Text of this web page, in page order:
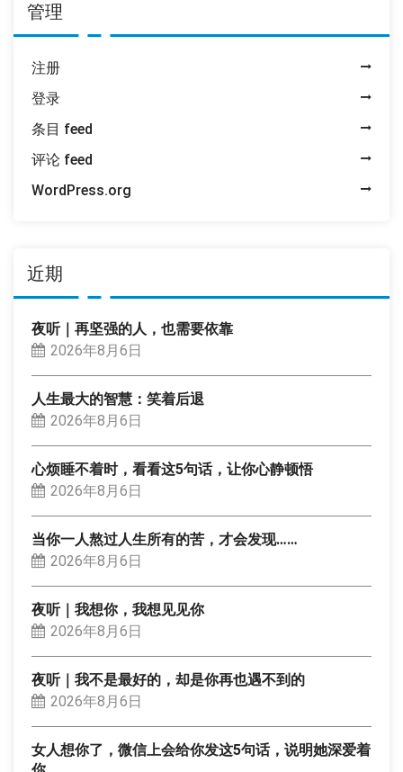
管理
注册
登录
条目 feed
评论 feed
WordPress.org
近期
夜听｜再坚强的人，也需要依靠
2026年8月6日
人生最大的智慧：笑着后退
2026年8月6日
心烦睡不着时，看看这5句话，让你心静顿悟
2026年8月6日
当你一人熬过人生所有的苦，才会发现……
2026年8月6日
夜听｜我想你，我想见见你
2026年8月6日
夜听｜我不是最好的，却是你再也遇不到的
2026年8月6日
女人想你了，微信上会给你发这5句话，说明她深爱着